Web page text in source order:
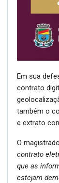
Em sua
contrato
também o
e extrato
O
contrato
que as
estejam